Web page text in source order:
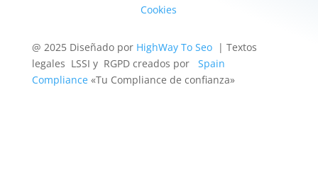
Cookies
@ 2025 Diseñado por HighWay To Seo| Textos
legales LSSI y RGPD creados por Spain
Compliance«Tu Compliance de confianza»